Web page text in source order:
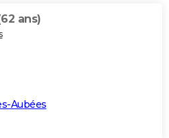
ans)
Aubées